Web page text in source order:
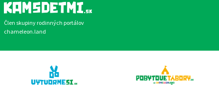
Člen skupiny rodinných portálov
chameleon.land